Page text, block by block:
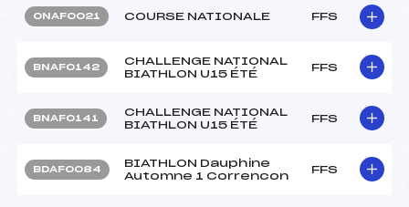
ONAF0021 COURSE NATIONALE FFS
BNAF0142
CHALLENGE NATIONAL
BIATHLON U15 ÉTÉ
FFS
BNAF0141
CHALLENGE NATIONAL
BIATHLON U15 ÉTÉ
FFS
BDAF0084
BIATHLON Dauphine
Automne 1 Correncon
FFS